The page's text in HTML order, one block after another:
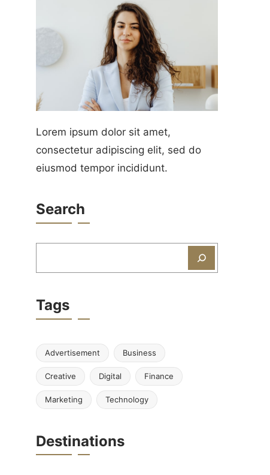
Lorem ipsum dolor sit amet,
consectetur adipiscing elit, sed do
eiusmod tempor incididunt.
Search
Tags
Advertisement Business
Creative Digital Finance
Marketing Technology
Destinations